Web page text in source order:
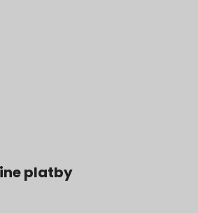
platby